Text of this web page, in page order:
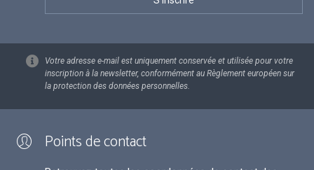
Votre adresse e-mail est uniquement conservée et utilisée pour votre
inscription à la newsletter, conformément au Règlement européen sur
la protection des données personnelles.
Points de contact